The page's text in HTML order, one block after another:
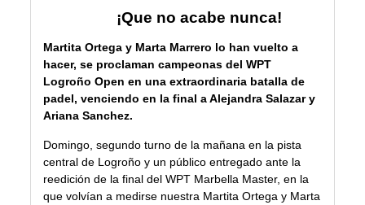
¡Que no acabe nunca!
Martita Ortega y Marta Marrero lo han vuelto a
hacer, se proclaman campeonas del WPT
Logroño Open en una extraordinaria batalla de
padel, venciendo en la final a Alejandra Salazar y
Ariana Sanchez.
Domingo, segundo turno de la mañana en la pista
central de Logroño y un público entregado ante la
reedición de la final del WPT Marbella Master, en la
que volvían a medirse nuestra Martita Ortega y Marta